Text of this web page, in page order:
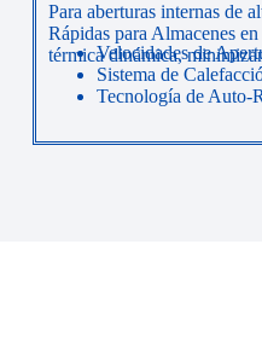
Para aberturas internas de
Rápidas para Almacenes
térmica dinámica,
Velocidades de
Sistema de
Tecnología de Auto-